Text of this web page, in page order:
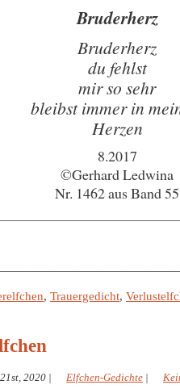
Bruderherz
Bruderherz
du fehlst
mir so sehr
bleibst immer in
Herzen
8.2017
©Gerhard Ledwina
Nr. 1462 aus Band 55
, Trauergedicht,
2020 | Elfchen-Gedichte |